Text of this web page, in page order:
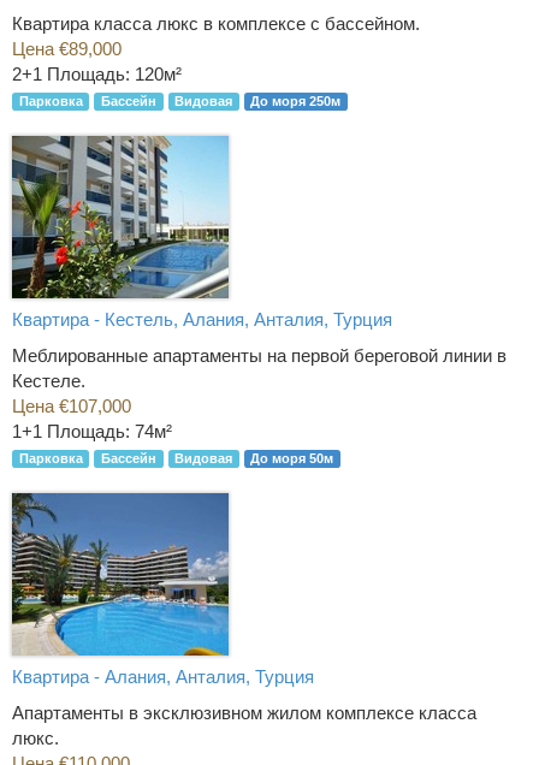
Квартира класса люкс в комплексе с бассейном.
Цена €89,000
2+1 Площадь: 120м²
Парковка Бассейн Видовая До моря 250м
Квартира - Кестель, Алания, Анталия, Турция
Меблированные апартаменты на первой береговой линии в
Кестеле.
Цена €107,000
1+1 Площадь: 74м²
Парковка Бассейн Видовая До моря 50м
Квартира - Алания, Анталия, Турция
Апартаменты в эксклюзивном жилом комплексе класса
люкс.